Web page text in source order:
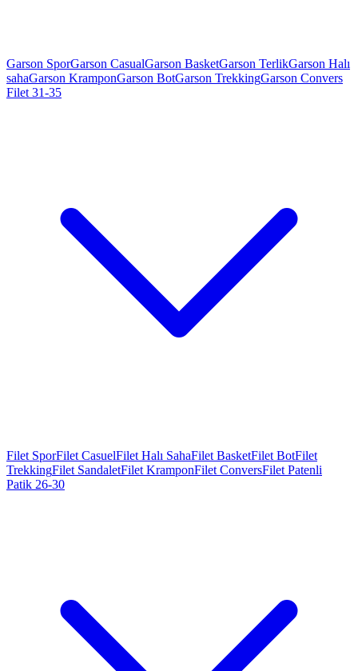
Garson SporGarson CasualGarson BasketGarson TerlikGarson Halı
sahaGarson KramponGarson BotGarson TrekkingGarson Convers
Filet 31-35
Filet SporFilet CasuelFilet Halı SahaFilet BasketFilet BotFilet
TrekkingFilet SandaletFilet KramponFilet ConversFilet Patenli
Patik 26-30